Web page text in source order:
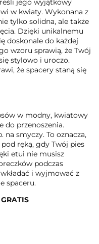
jego wyjątkowy
w kwiaty. Wykonana z
tylko solidna, ale także
Dzięki unikalnemu
doskonale do każdej
wzoru sprawią, że Twój
stylowo i uroczo.
że spacery staną się
w modny, kwiatowy
do przenoszenia.
na smyczy. To oznacza,
ręką, gdy Twój pies
etui nie musisz
podczas
i wyjmować z
spaceru.